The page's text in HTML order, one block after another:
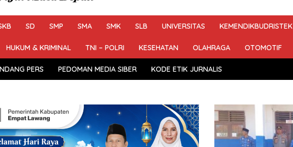
SD SMP SMA SMK SLB UNIVERSITAS KEMENDIKBUDRISTEK
HUKUM & KRIMINAL TNI – POLRI KESEHATAN OLAHRAGA OTOMOTIF
PERS PEDOMAN MEDIA SIBER KODE ETIK JURNALIS